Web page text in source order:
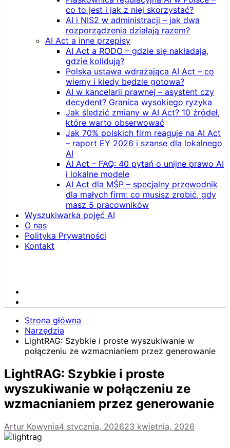
co to jest i jak z niej skorzystać?
AI i NIS2 w administracji – jak dwa
rozporządzenia działają razem?
AI Act a inne przepisy
AI Act a RODO – gdzie się nakładają,
gdzie kolidują?
Polska ustawa wdrażająca AI Act – co
wiemy i kiedy będzie gotowa?
AI w kancelarii prawnej – asystent czy
decydent? Granica wysokiego ryzyka
Jak śledzić zmiany w AI Act? 10 źródeł,
które warto obserwować
Jak 70% polskich firm reaguje na AI Act
– raport EY 2026 i szanse dla lokalnego
AI
AI Act – FAQ: 40 pytań o unijne prawo AI
i lokalne modele
AI Act dla MŚP – specjalny przewodnik
dla małych firm: co musisz zrobić, gdy
masz 5 pracowników
Wyszukiwarka pojęć AI
O nas
Polityka Prywatności
Kontakt
Strona główna
Narzędzia
LightRAG: Szybkie i proste wyszukiwanie w
połączeniu ze wzmacnianiem przez generowanie
LightRAG: Szybkie i proste
wyszukiwanie w połączeniu ze
wzmacnianiem przez generowanie
Artur Kowynia4 stycznia, 202623 kwietnia, 2026